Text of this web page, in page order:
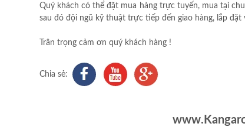
Quý khách có thể đặt mua hàng trực tuyến, mua tại
sau đó đội ngũ kỹ thuật trực tiếp đến giao hàng, lắp
Trân trọng cảm ơn quý khách hàng !
Chia sẻ: